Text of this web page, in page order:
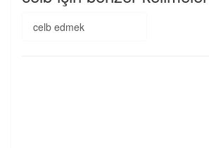
celb edmek